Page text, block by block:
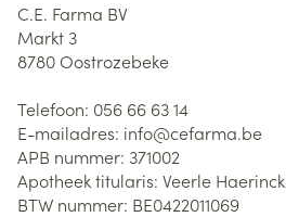
C.E. Farma BV
Markt 3
8780Oostrozebeke
Telefoon: 056 66 63 14
E-mailadres: info@cefarma.be
APB nummer: 371002
Apotheek titularis: Veerle Haerinck
BTW nummer: BE0422011069